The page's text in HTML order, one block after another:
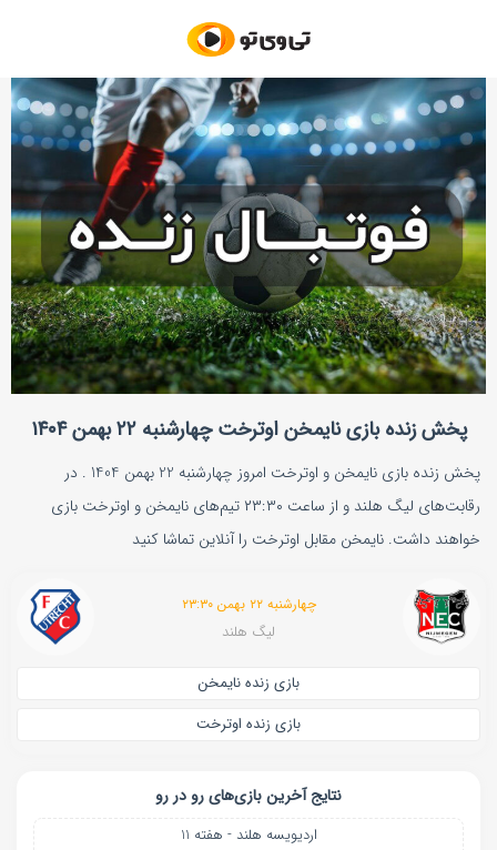
پخش زنده بازی نایمخن اوترخت چهارشنبه ۲۲ بهمن ۱۴۰۴
پخش زنده بازی نایمخن و اوترخت امروز چهارشنبه 22 بهمن 1404 . در
رقابت‌های لیگ هلند و از ساعت ۲۳:۳۰ تیم‌های نایمخن و اوترخت بازی
خواهند داشت. نایمخن مقابل اوترخت را آنلاین تماشا کنید
چهارشنبه ۲۲ بهمن ۲۳:۳۰
لیگ هلند
بازی زنده نایمخن
بازی زنده اوترخت
نتایج آخرین بازی‌های رو در رو
اردیویسه هلند - هفته 11